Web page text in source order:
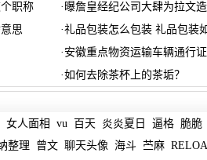
职称 · 曝詹皇经纪公司大肆为拉文
思 ·礼品包装怎么包装 礼品包装
· 安徽重点物资运输车辆通行
·如何去除茶杯上的茶垢？
女人面相 vu 百天 炎炎夏日 逼格 脆脆
整理 曾文 聊天头像 海斗 苎麻